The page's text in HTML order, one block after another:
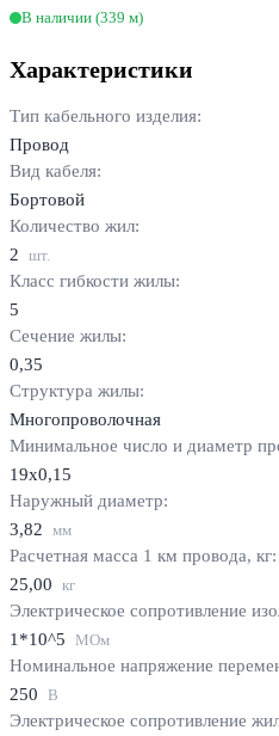
В наличии (339 м)
Характеристики
Тип кабельного изделия:
Провод
Вид кабеля:
Бортовой
Количество жил:
2 шт.
Класс гибкости жилы:
5
Сечение жилы:
0,35
Структура жилы:
Многопроволочная
Минимальное число и диаметр
19х0,15
Наружный диаметр:
3,82 мм
Расчетная масса 1 км провода, кг:
25,00 кг
Электрическое сопротивление
1*10^5 МОм
Номинальное напряжение
250 В
Электрическое сопротивление